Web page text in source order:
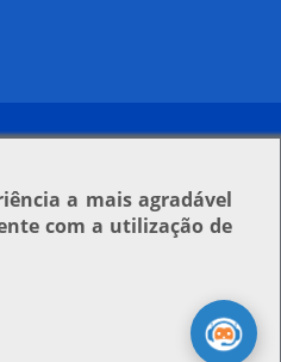
a mais agradável
com a utilização de